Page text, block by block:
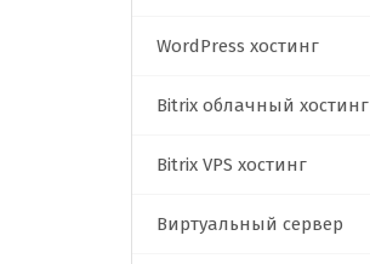
WordPress хостинг
Bitrix облачный хостинг
Bitrix VPS хостинг
Виртуальный сервер